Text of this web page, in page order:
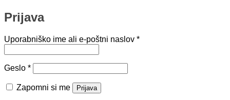
Prijava
Uporabniško ime ali e-poštni naslov *Zahtevano
Geslo *Zahtevano
Zapomni si me Prijava